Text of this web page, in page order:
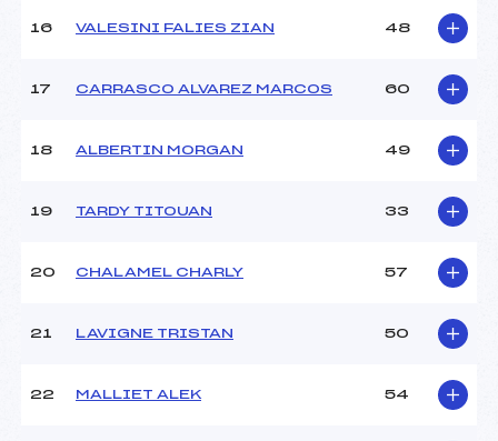
U14
16 VALESINI FALIES ZIAN 48
17 CARRASCO ALVAREZ MARCOS 60
18 ALBERTIN MORGAN 49
19 TARDY TITOUAN 33
20 CHALAMEL CHARLY 57
21 LAVIGNE TRISTAN 50
22 MALLIET ALEK 54